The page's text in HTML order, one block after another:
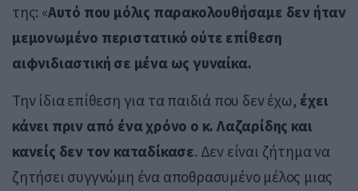
της: «Αυτό που μόλις παρακολουθήσαμε δεν ήταν
μεμονωμένο περιστατικό ούτε επίθεση
αιφνιδιαστική σε μένα ως γυναίκα.
Την ίδια επίθεση για τα παιδιά που δεν έχω, έχει
κάνει πριν από ένα χρόνο ο κ. Λαζαρίδης και
κανείς δεν τον καταδίκασε. Δεν είναι ζήτημα να
ζητήσει συγγνώμη ένα αποθρασυμένο μέλος μιας